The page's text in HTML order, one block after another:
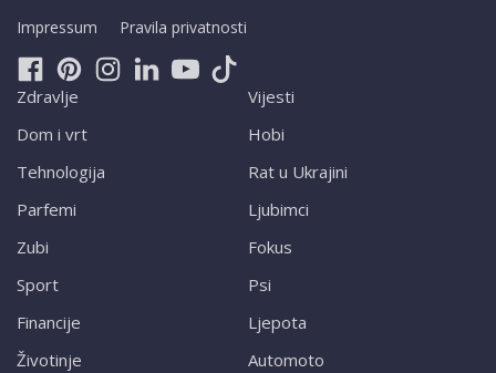
Impressum Pravila privatnosti
Zdravlje
Dom i vrt
Tehnologija
Parfemi
Zubi
Sport
Financije
Životinje
Vijesti
Hobi
Rat u Ukrajini
Ljubimci
Fokus
Psi
Ljepota
Automoto